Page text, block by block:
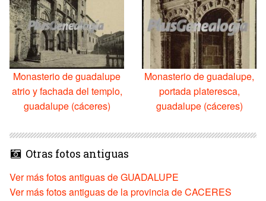
Monasterio de guadalupe
atrio y fachada del templo,
guadalupe (cáceres)
Monasterio de guadalupe,
portada plateresca,
guadalupe (cáceres)
Otras fotos antiguas
Ver más fotos antiguas de GUADALUPE
Ver más fotos antiguas de la provincia de CACERES